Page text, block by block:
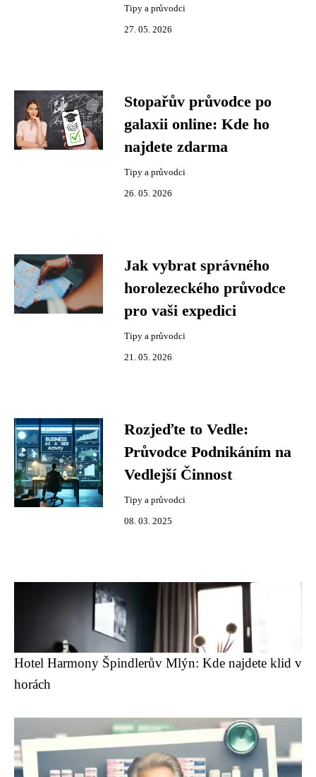
Tipy a průvodci
27. 05. 2026
Stopařův průvodce po
galaxii online: Kde ho
najdete zdarma
Tipy a průvodci
26. 05. 2026
Jak vybrat správného
horolezeckého průvodce
pro vaši expedici
Tipy a průvodci
21. 05. 2026
Rozjeďte to Vedle:
Průvodce Podnikáním na
Vedlejší Činnost
Tipy a průvodci
08. 03. 2025
Hotel Harmony Špindlerův Mlýn: Kde najdete klid v
horách